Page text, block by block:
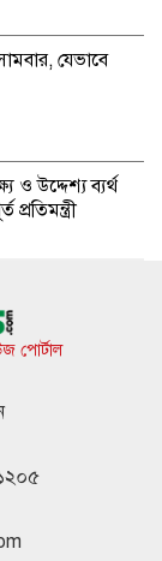
যেভাবে
ও উদ্দেশ্য ব্যর্থ
তল্লাশির
উত্তর মেরু
প্রত্যয়
পোর্টাল